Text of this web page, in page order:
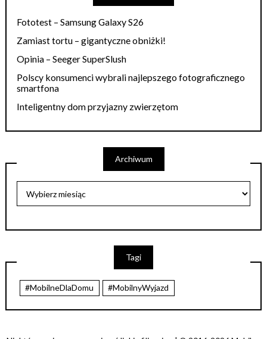
Fototest – Samsung Galaxy S26
Zamiast tortu – gigantyczne obniżki!
Opinia – Seeger SuperSlush
Polscy konsumenci wybrali najlepszego fotograficznego
smartfona
Inteligentny dom przyjazny zwierzętom
Archiwum
Tagi
#MobilneDlaDomu #MobilnyWyjazd